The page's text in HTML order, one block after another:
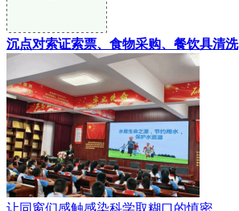
沉点对索证索票、食物采购、餐饮具清洗
让同窗们感触感染科学取糊口的慎密